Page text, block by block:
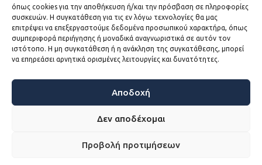
όπως cookies για την αποθήκευση ή/και την πρόσβαση σε πληροφορίες
συσκευών. Η συγκατάθεση για τις εν λόγω τεχνολογίες θα μας
επιτρέψει να επεξεργαστούμε δεδομένα προσωπικού χαρακτήρα, όπως
συμπεριφορά περιήγησης ή μοναδικά αναγνωριστικά σε αυτόν τον
ιστότοπο. Η μη συγκατάθεση ή η ανάκληση της συγκατάθεσης, μπορεί
να επηρεάσει αρνητικά ορισμένες λειτουργίες και δυνατότητες.
Αποδοχή
Δεν αποδέχομαι
Προβολή προτιμήσεων
ΧΡΗΣΙΜΟΙ ΣΥΝΔΕΣΜΟΙ
Η ΚΕΔΕ
Sitemap
Προσβασιμότητα
Όροι χρήσης
WEB DEVELOPMENT BY ΕΓΚΡΙΤΟΣ GROUP - ΣΥΝΕΡΓΑΣΙΑ Α.Ε.